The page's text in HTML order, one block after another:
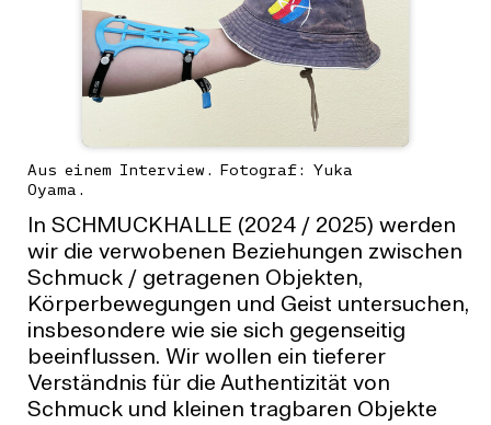
Aus einem Interview. Fotograf: Yuka
Oyama.
In SCHMUCKHALLE (2024 / 2025) werden
wir die verwobenen Beziehungen zwischen
Schmuck / getragenen Objekten,
Körperbewegungen und Geist untersuchen,
insbesondere wie sie sich gegenseitig
beeinflussen. Wir wollen ein tieferer
Verständnis für die Authentizität von
Schmuck und kleinen tragbaren Objekte